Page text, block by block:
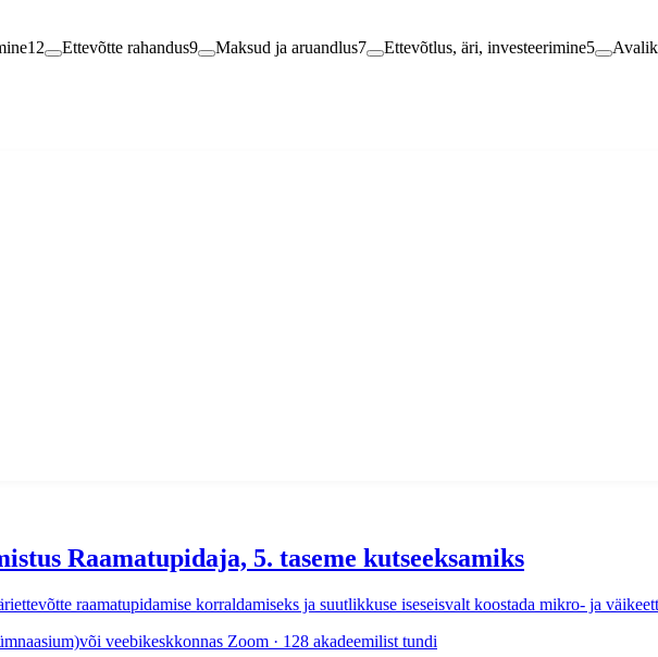
12 Ettevõtte rahandus9 Maksud ja aruandlus7 Ettevõtlus, äri, investeerimine5
Raamatupidaja, 5. taseme kutseeksamiks
raamatupidamise korraldamiseks ja suutlikkuse iseseisvalt koostada mikro- ja
veebikeskkonnas Zoom · 128 akadeemilist tundi